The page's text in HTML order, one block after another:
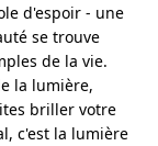
d'espoir - une
se trouve
de la vie.
la lumière,
briller votre
c'est la lumière